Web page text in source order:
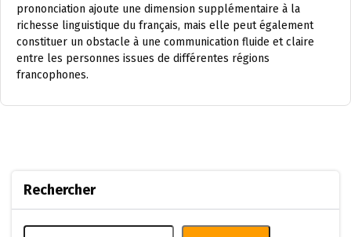
prononciation ajoute une dimension supplémentaire à la
richesse linguistique du français, mais elle peut également
constituer un obstacle à une communication fluide et claire
entre les personnes issues de différentes régions
francophones.
Rechercher